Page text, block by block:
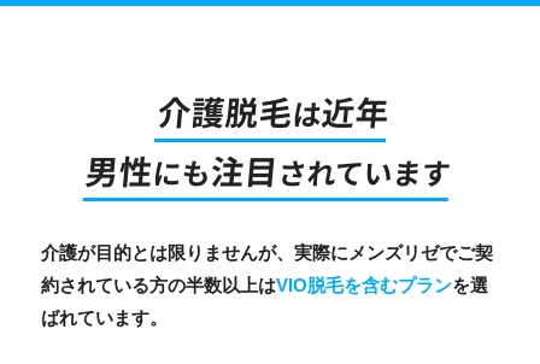
介護脱毛は近年
男性にも注目されています
介護が目的とは限りませんが、実際にメンズリゼでご契
約されている方の半数以上はVIO脱毛を含むプランを選
ばれています。